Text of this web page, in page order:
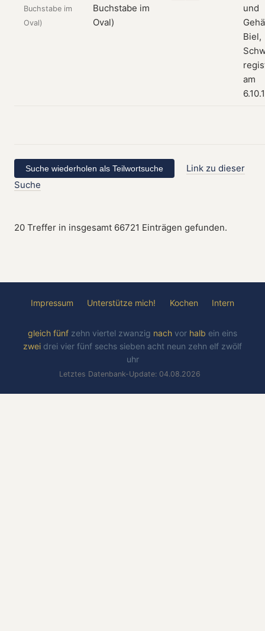
Buchstabe im
Oval)
und
Biel,
am
Link zu dieser
Suche
20 Treffer in insgesamt 66721 Einträgen gefunden.
Impressum Unterstütze mich! Kochen Intern
gleich fünf zehn viertel zwanzig nach vor halb ein eins
zwei drei vier fünf sechs sieben acht neun zehn elf zwölf
uhr
Letztes Datenbank-Update: 04.08.2026